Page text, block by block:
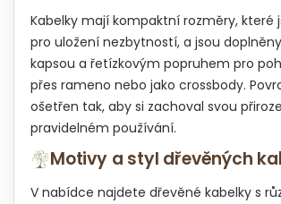
v
ý
p
i
s
u
Kabelky mají kompaktní rozměry, které
pro uložení nezbytností, a jsou
kapsou a řetízkovým popruhem pro
přes rameno nebo jako crossbody.
ošetřen tak, aby si zachoval svou
pravidelném používání.
Motivy a styl dřevěných
V nabídce najdete dřevěné kabelky s